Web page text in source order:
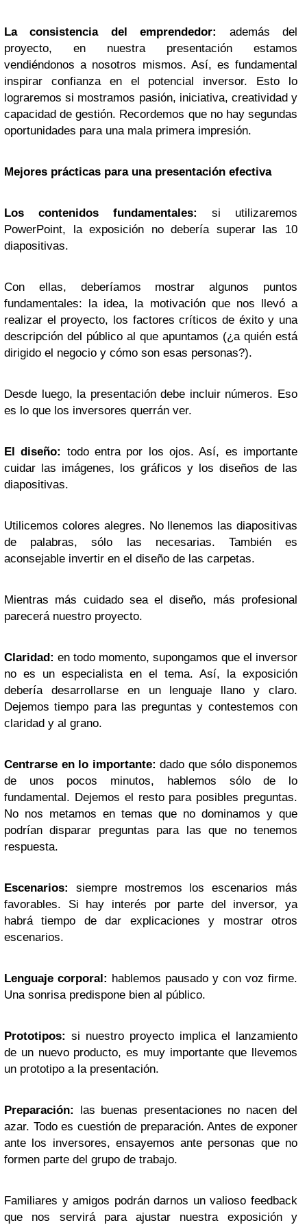
La consistencia del emprendedor:
además del
proyecto, en nuestra presentación estamos
vendiéndonos a nosotros mismos. Así, es fundamental
inspirar confianza en el potencial inversor. Esto lo
lograremos si mostramos pasión, iniciativa, creatividad y
capacidad de gestión. Recordemos que no hay segundas
oportunidades para una mala primera impresión.
Mejores prácticas para una presentación efectiva
Los contenidos fundamentales:
si utilizaremos
PowerPoint, la exposición no debería superar las 10
diapositivas.
Con ellas, deberíamos mostrar algunos puntos
fundamentales: la idea, la motivación que nos llevó a
realizar el proyecto, los factores críticos de éxito y una
descripción del público al que apuntamos (¿a quién está
dirigido el negocio y cómo son esas personas?).
Desde luego, la presentación debe incluir números. Eso
es lo que los inversores querrán ver.
El diseño: todo entra por los ojos. Así, es importante
cuidar las imágenes, los gráficos y los diseños de las
diapositivas.
Utilicemos colores alegres. No llenemos las diapositivas
de palabras, sólo las necesarias. También es
aconsejable invertir en el diseño de las carpetas.
Mientras más cuidado sea el diseño, más profesional
parecerá nuestro proyecto.
Claridad: en todo momento, supongamos que el inversor
no es un especialista en el tema. Así, la exposición
debería desarrollarse en un lenguaje llano y claro.
Dejemos tiempo para las preguntas y contestemos con
claridad y al grano.
Centrarse en lo importante: dado que sólo disponemos
de unos pocos minutos, hablemos sólo de lo
fundamental. Dejemos el resto para posibles preguntas.
No nos metamos en temas que no dominamos y que
podrían disparar preguntas para las que no tenemos
respuesta.
Escenarios:
siempre mostremos los escenarios más
favorables. Si hay interés por parte del inversor, ya
habrá tiempo de dar explicaciones y mostrar otros
escenarios.
Lenguaje corporal: hablemos pausado y con voz firme.
Una sonrisa predispone bien al público.
Prototipos: si nuestro proyecto implica el lanzamiento
de un nuevo producto, es muy importante que llevemos
un prototipo a la presentación.
Preparación:
las buenas presentaciones no nacen del
azar. Todo es cuestión de preparación. Antes de exponer
ante los inversores, ensayemos ante personas que no
formen parte del grupo de trabajo.
Familiares y amigos podrán darnos un valioso feedback
que nos servirá para ajustar nuestra exposición y